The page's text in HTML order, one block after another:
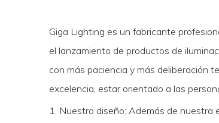
Giga Lighting es un fabricante
el lanzamiento de productos de
con más paciencia y más deliberación
excelencia, estar orientado a las
1. Nuestro diseño: Además de nuestra